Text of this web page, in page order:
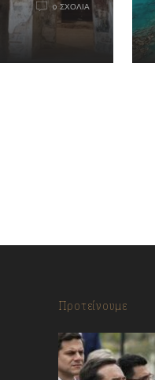
0 ΣΧΌΛΙΑ
Προτείνουμε